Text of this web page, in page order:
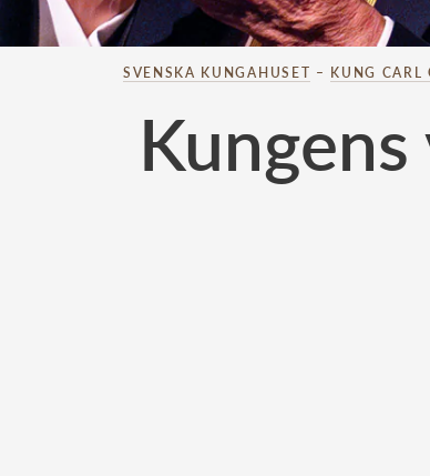
SVENSKA KUNGAHUSET – KUNG CARL